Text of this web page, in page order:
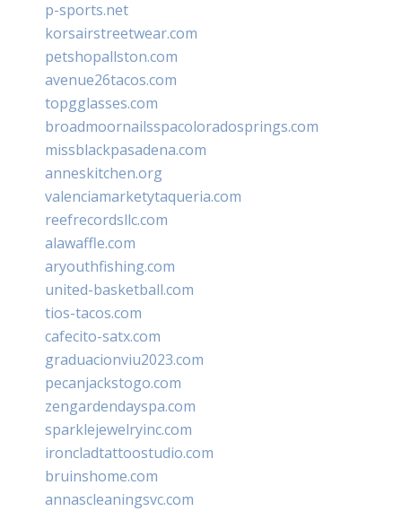
p-sports.net
korsairstreetwear.com
petshopallston.com
avenue26tacos.com
topgglasses.com
broadmoornailsspacoloradosprings.com
missblackpasadena.com
anneskitchen.org
valenciamarketytaqueria.com
reefrecordsllc.com
alawaffle.com
aryouthfishing.com
united-basketball.com
tios-tacos.com
cafecito-satx.com
graduacionviu2023.com
pecanjackstogo.com
zengardendayspa.com
sparklejewelryinc.com
ironcladtattoostudio.com
bruinshome.com
annascleaningsvc.com